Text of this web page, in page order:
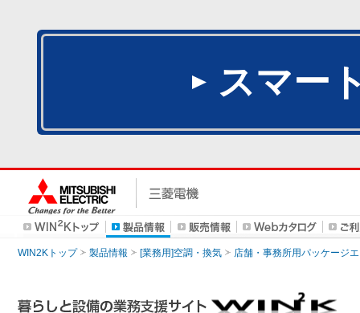
スマー
WIN2Kトップ 製品情報 [業務用]空調・換気 店舗・事務所用パッケージ